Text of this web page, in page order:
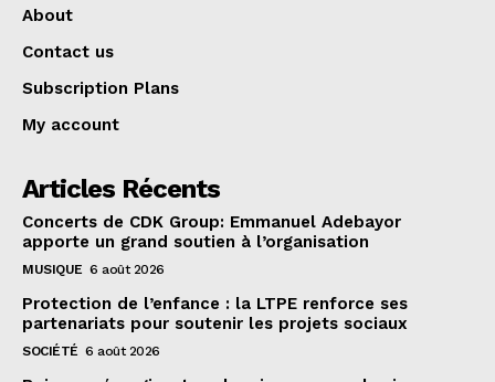
About
Contact us
Subscription Plans
My account
Articles Récents
Concerts de CDK Group: Emmanuel Adebayor
apporte un grand soutien à l’organisation
MUSIQUE 6 août 2026
Protection de l’enfance : la LTPE renforce ses
partenariats pour soutenir les projets sociaux
SOCIÉTÉ 6 août 2026